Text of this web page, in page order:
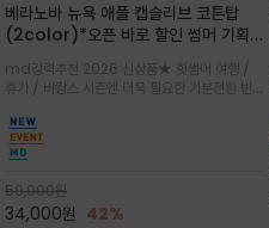
베라노바 뉴욕 애플 캡슬리브 코튼탑
(2color)*오픈 바로 할인 썸머 기획
★ 한정수량 제작 ★ 강연 코튼으로 빈
티지 프린트로 여름 하의와 모두 잘어울
리는 그래픽
md강력추천 2026 신상품★ 핫썸머 여행 /
휴가 / 바캉스 시즌엔 더욱 필요한 기분전환 빈티
부에 산뜻하게 닿는 프리미엄 /답답함 없는 라운
드 넥라인과 자연스럽게 어깨를 감싸는 캡슬리브
디자인이 팔 라인을 더욱 날씬
59,000원
34,000원 42%